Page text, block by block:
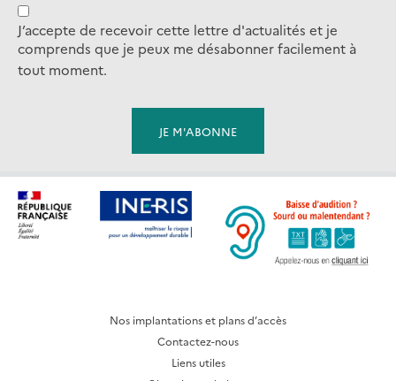
J’accepte de recevoir cette lettre d'actualités et je
comprends que je peux me désabonner facilement à
tout moment.
Nos implantations et plans d’accès
Contactez-nous
Liens utiles